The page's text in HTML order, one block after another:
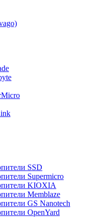
SSD
Supermicro
KIOXIA
Memblaze
GS Nanotech
OpenYard